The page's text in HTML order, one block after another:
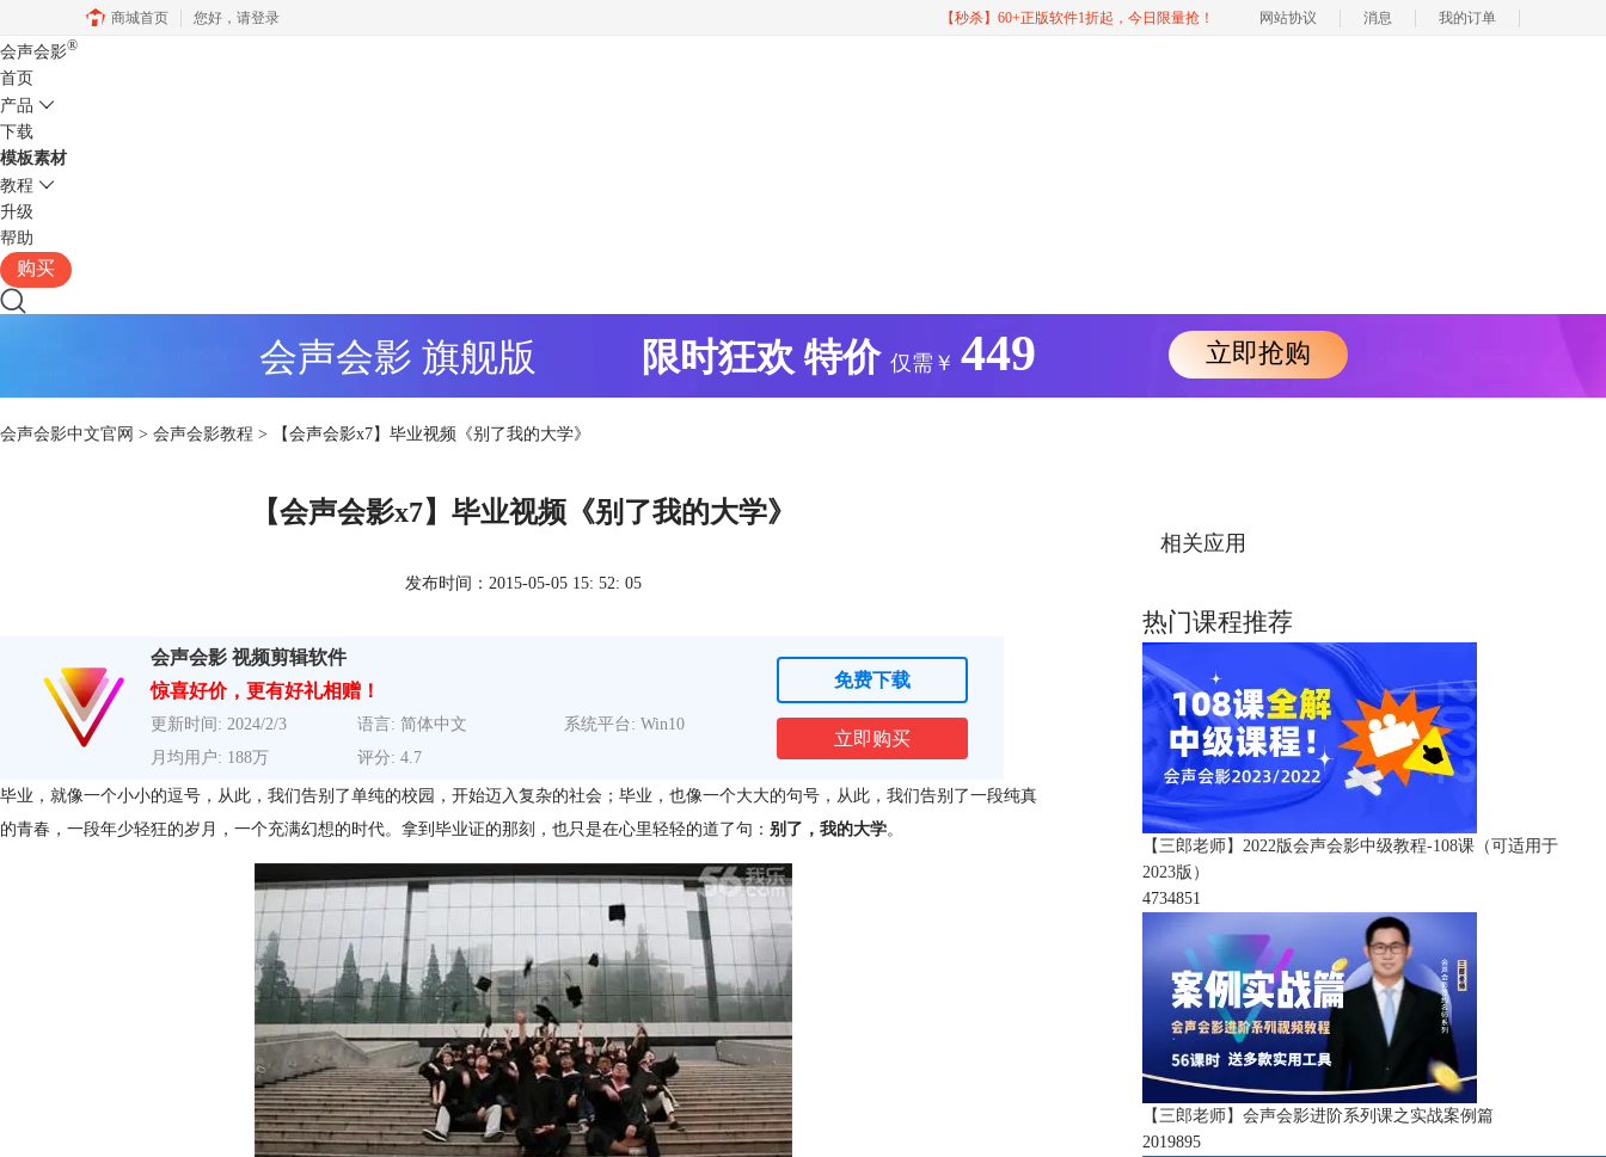
商城首页 您好， 请登录 【秒杀】60+正版软件1折起，今日限量抢！ 网站协议 消息 我的订单
会声会影®
首页
产品
下载
模板素材
教程
升级
帮助
购买
会声会影 旗舰版 限时狂欢 特价 仅需￥ 449 立即抢购
会声会影中文官网 > 会声会影教程 > 【会声会影x7】毕业视频《别了我的大学》
【会声会影x7】毕业视频《别了我的大学》
发布时间：2015-05-05 15: 52: 05
会声会影 视频剪辑软件
惊喜好价，更有好礼相赠！
更新时间: 2024/2/3 语言: 简体中文
系统平台: Win10
月均用户: 188万
评分: 4.7
免费下载
立即购买
毕业，就像一个小小的逗号，从此，我们告别了单纯的校园，开始迈入复杂的社会；毕业，也像一个大大的句号，从此，我们告别了一段纯真
的青春，一段年少轻狂的岁月，一个充满幻想的时代。拿到毕业证的那刻，也只是在心里轻轻的道了句： 别了，我的大学。
相关应用
热门课程推荐
【三郎老师】2022版会声会影中级教程-108课（可适用于
2023版）
4734851
【三郎老师】会声会影进阶系列课之实战案例篇
2019895